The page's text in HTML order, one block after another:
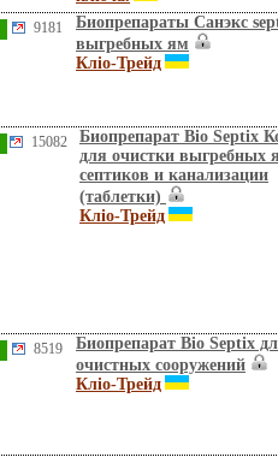
9181
Биопрепараты Санэкс
выгребных ям
Кліо-Трейд
15082
Биопрепарат Bio Septix
для очистки выгребных
септиков и канализации
(таблетки)
Кліо-Трейд
8519
Биопрепарат Bio Septix
очистных сооружений
Кліо-Трейд